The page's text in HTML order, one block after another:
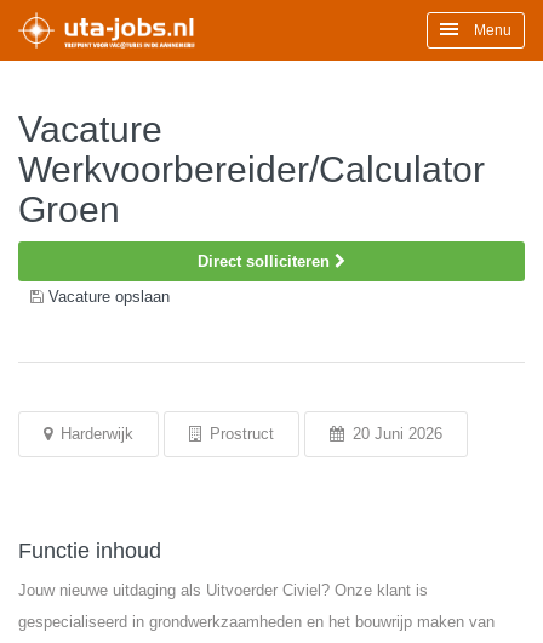
Menu
Vacature
Werkvoorbereider/Calculator
Groen
Direct solliciteren
Vacature opslaan
Harderwijk Prostruct 20 Juni 2026
Functie inhoud
Jouw nieuwe uitdaging als Uitvoerder Civiel? Onze klant is
gespecialiseerd in grondwerkzaamheden en het bouwrijp maken van